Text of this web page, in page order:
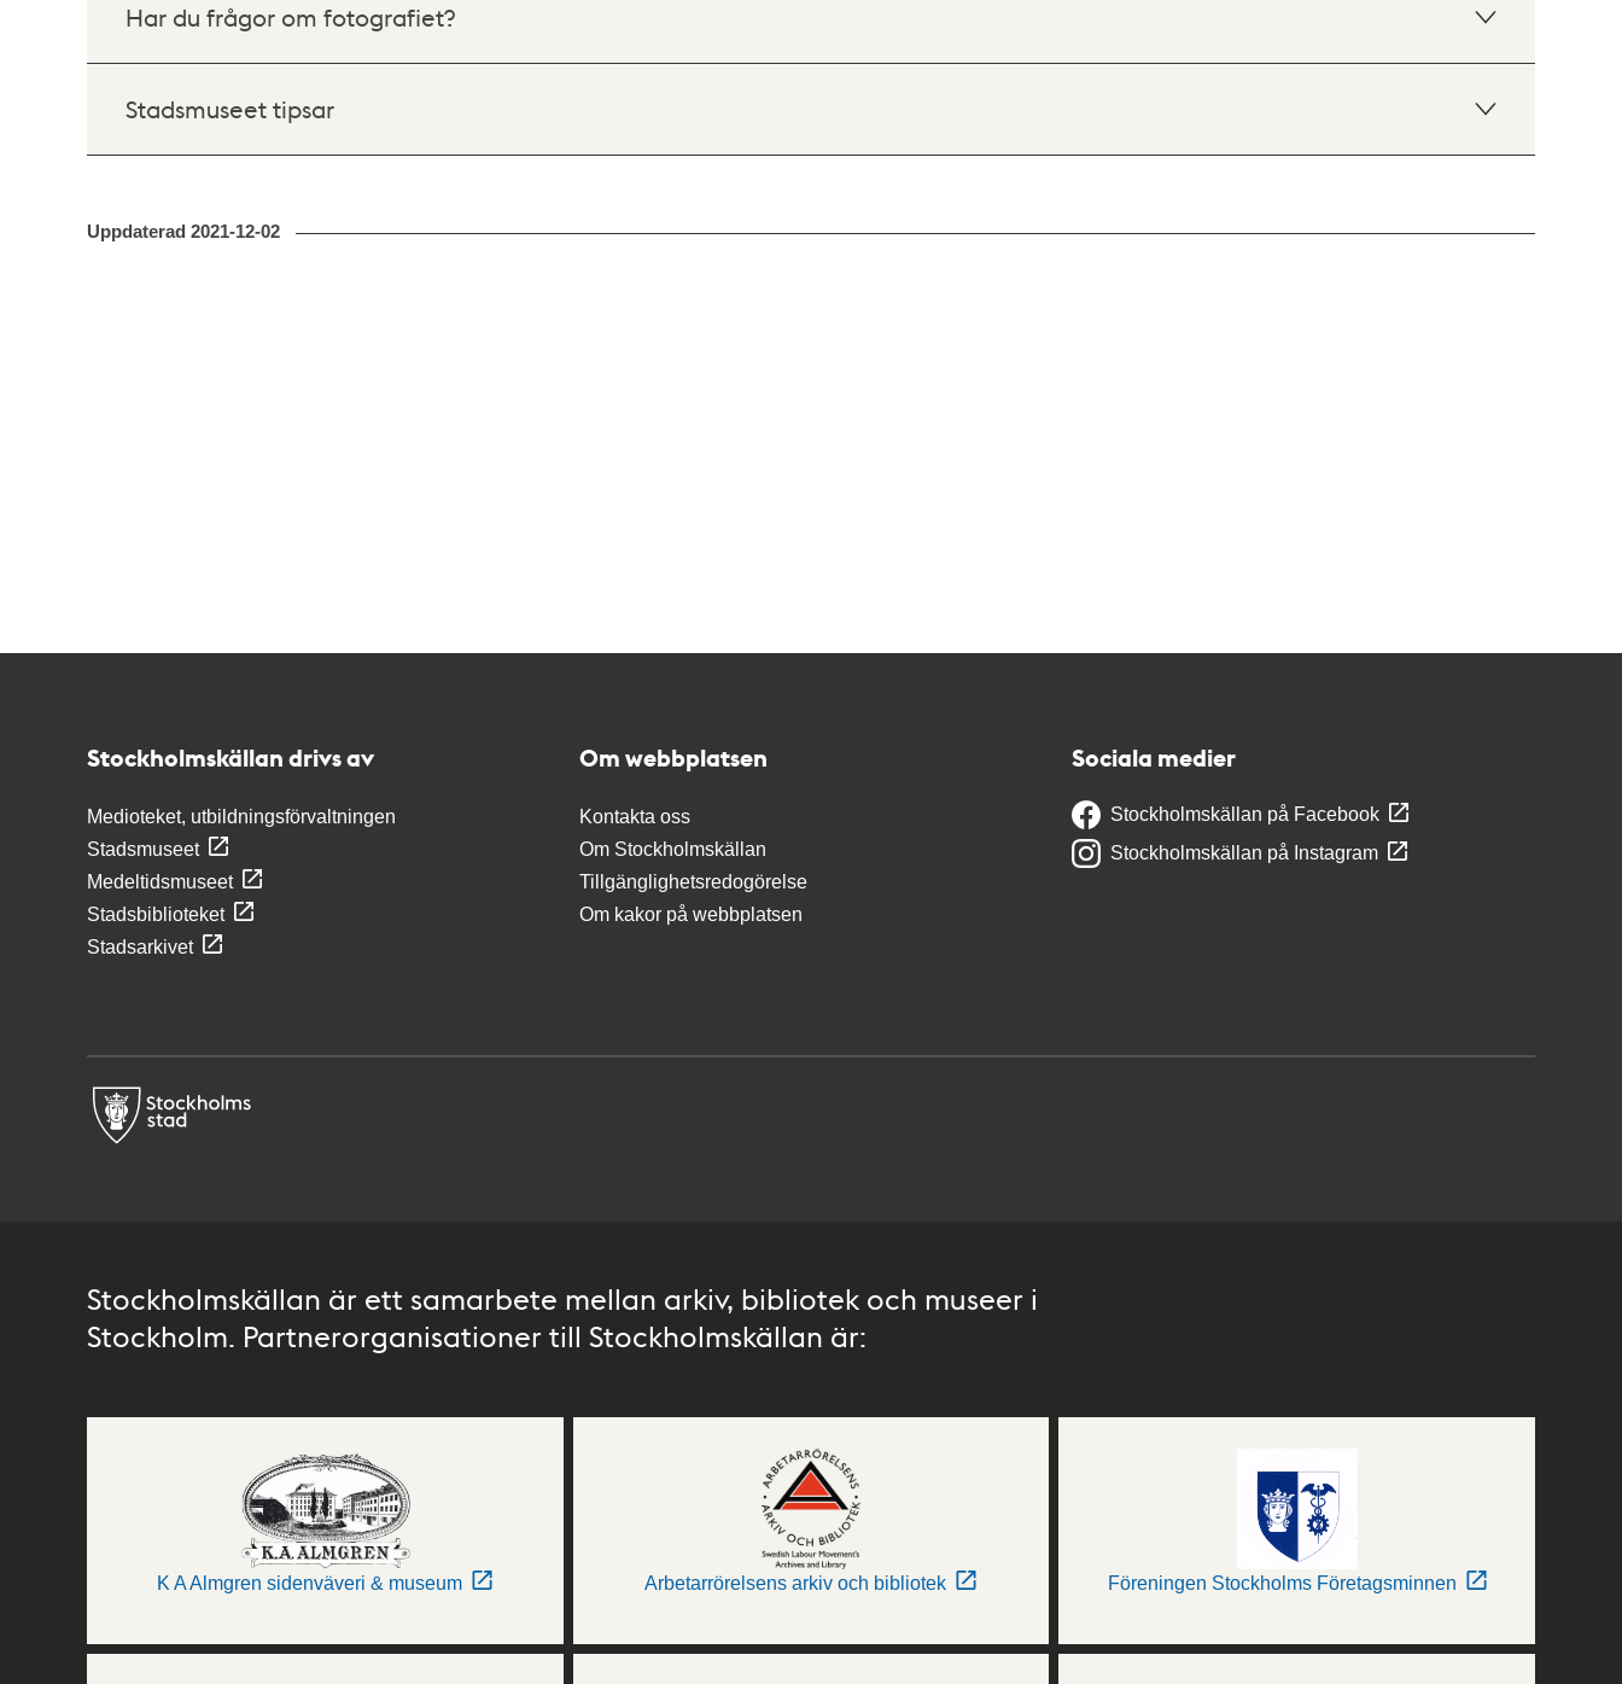
Har du frågor om fotografiet?
Stadsmuseet tipsar
Uppdaterad 2021-12-02
Stockholmskällan drivs av
Medioteket, utbildningsförvaltningen
Stadsmuseet
Medeltidsmuseet
Stadsbiblioteket
Stadsarkivet
Om webbplatsen
Kontakta oss
Om Stockholmskällan
Tillgänglighetsredogörelse
Om kakor på webbplatsen
Sociala medier
Stockholmskällan på Facebook
Stockholmskällan på Instagram
Stockholmskällan är ett samarbete mellan arkiv, bibliotek och museer i
Stockholm. Partnerorganisationer till Stockholmskällan är:
K A Almgren sidenväveri & museum Arbetarrörelsens arkiv och bibliotek Föreningen Stockholms Företagsminnen